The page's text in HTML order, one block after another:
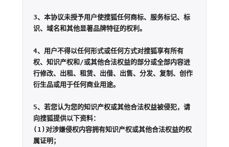
3、本协议未授予用户使搜狐任何商标、服务标记、标
识、域名和其他显著品牌特征的权利。
4、用户不得以任何形式或任何方式对搜狐享有所有
权、知识产权和/或其他合法权益的部分或全部内容进
行修改、出租、租赁、出借、出售、分发、复制、创作
衍生品或用于任何商业用途。
5、若您认为您的知识产权或其他合法权益被侵犯，请
向搜狐提供以下资料：
(1)对涉嫌侵权内容拥有知识产权或其他合法权益的权
属证明；